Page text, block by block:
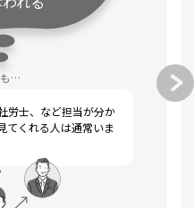
専門家に依頼しようとしても…
税理士への不満として、一般的によく
は「連絡が遅い」「話がわかりにくい